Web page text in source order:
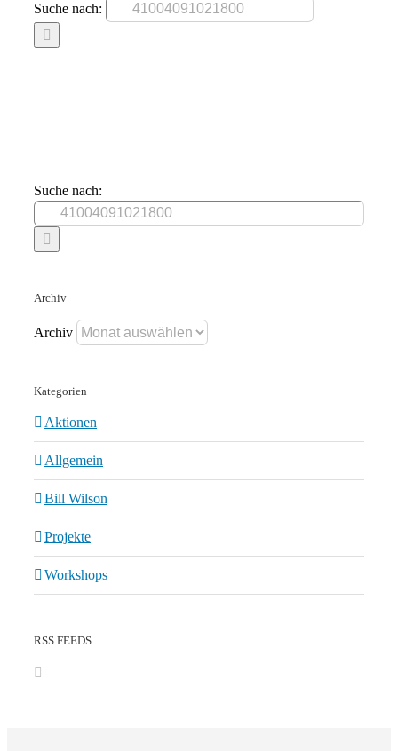
Suche nach:
Suche nach:
Archiv
Archiv
Kategorien
Aktionen
Allgemein
Bill Wilson
Projekte
Workshops
RSS FEEDS